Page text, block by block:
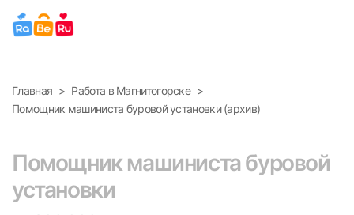
Найти работу Найти сотрудника
Выберите город
Санкт-Петербург
Главная
Работа в Магнитогорске
Помощник машиниста буровой установки (архив)
Помощник машиниста буровой
установки